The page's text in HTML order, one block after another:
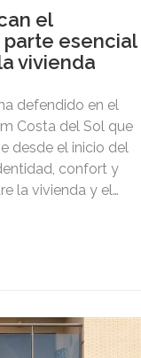
el
esencial
vivienda
defendido en el
Costa del Sol que
desde el inicio del
confort y
la vivienda y el